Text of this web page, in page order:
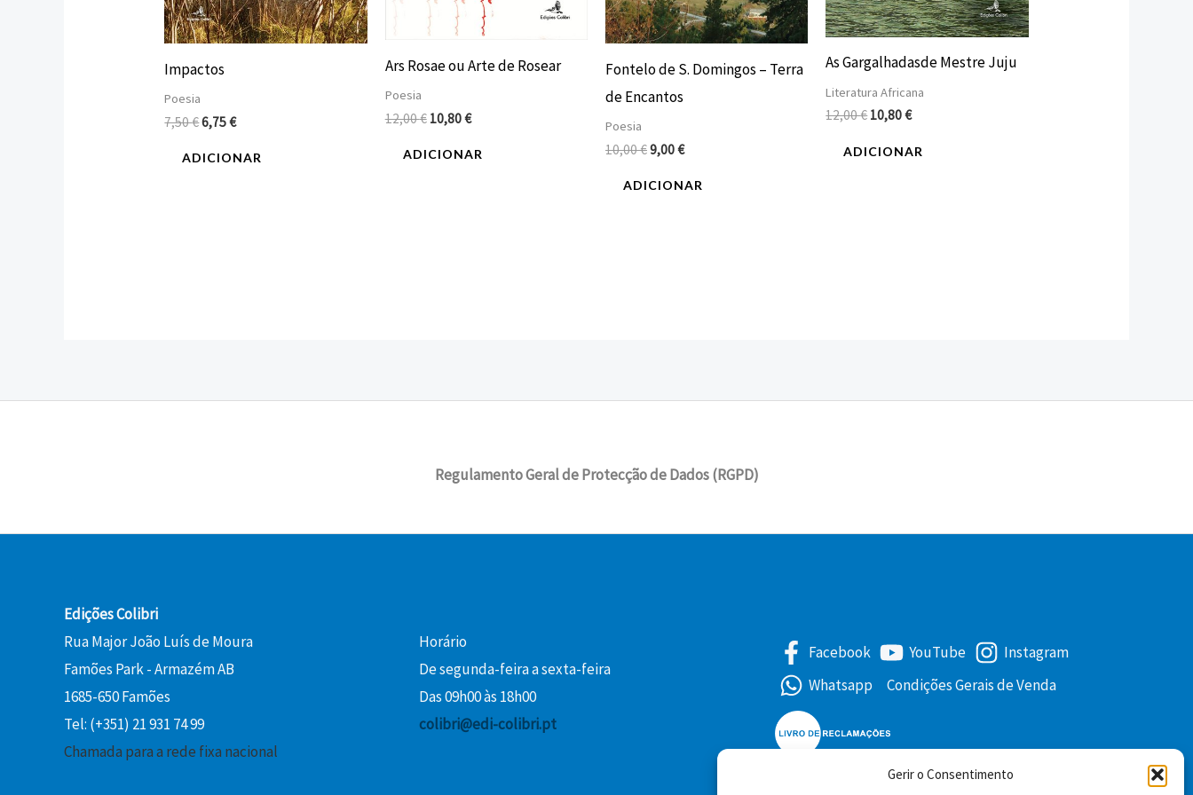
Gerir o Consentimento
Impactos
Poesia
7,50€6,75€
ADICIONAR
Ars Rosae ou Arte de Rosear
Poesia
12,00€ 10,80€
ADICIONAR
Fontelo de S. Domingos – Terra
de Encantos
Poesia
10,00€9,00€
ADICIONAR
As Gargalhadasde Mestre Juju
Literatura Africana
12,00€10,80€
ADICIONAR
Regulamento Geral de Protecção de Dados (RGPD)
Edições Colibri
Rua Major João Luís de Moura
Famões Park - Armazém AB
1685-650 Famões
Tel: (+351) 21 931 74 99
Chamada para a rede fixa nacional
Horário
De segunda-feira a sexta-feira
Das 09h00 às 18h00
colibri@edi-colibri.pt
Facebook YouTube
Instagram
Whatsapp
Condições Gerais de Venda